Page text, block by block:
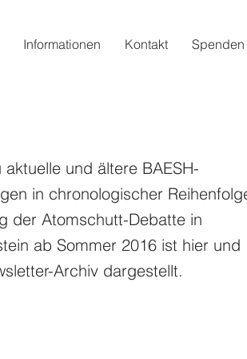
Informationen Kontakt Spenden
und ältere BAESH-
in chronologischer
der Atomschutt-Debatte in
ab Sommer 2016 ist hier und
Archiv dargestellt.